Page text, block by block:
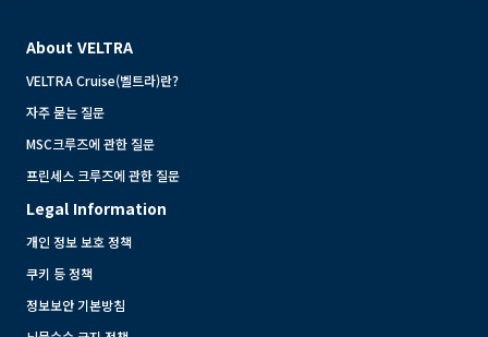
About VELTRA
VELTRA Cruise(벨트라)란?
자주 묻는 질문
MSC크루즈에 관한 질문
프린세스 크루즈에 관한 질문
Legal Information
개인 정보 보호 정책
쿠키 등 정책
정보보안 기본방침